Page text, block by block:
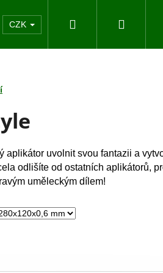
CZK Hledat
aplikátor uvolnit svou fantazii a
odlišíte od ostatních aplikátorů,
uměleckým dílem!